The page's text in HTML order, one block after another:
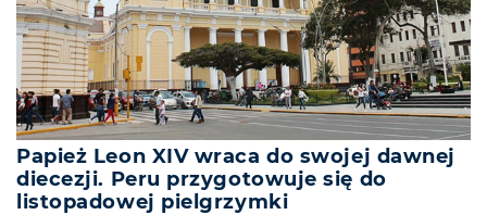
Papież Leon XIV wraca do swojej dawnej
diecezji. Peru przygotowuje się do
listopadowej pielgrzymki